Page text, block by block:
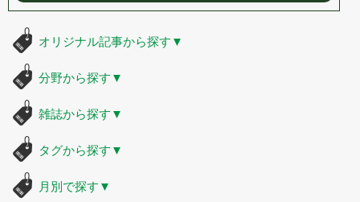
オリジナル記事から探す ▼
分野から探す ▼
雑誌から探す ▼
タグから探す ▼
月別で探す ▼